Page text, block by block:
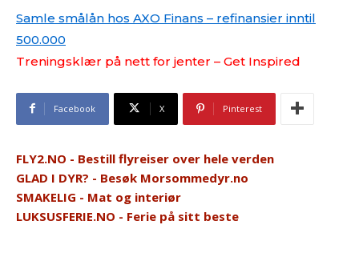
Samle smålån hos AXO Finans – refinansier inntil
500.000
Treningsklær på nett for jenter – Get Inspired
Facebook X Pinterest
FLY2.NO - Bestill flyreiser over hele verden
GLAD I DYR? - Besøk Morsommedyr.no
SMAKELIG - Mat og interiør
LUKSUSFERIE.NO - Ferie på sitt beste